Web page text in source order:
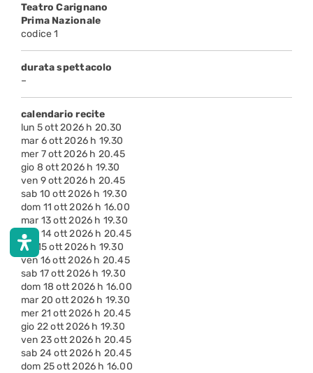
Teatro Carignano
Prima Nazionale
codice 1
durata spettacolo
–
calendario recite
lun 5 ott 2026 h 20.30
mar 6 ott 2026 h 19.30
mer 7 ott 2026 h 20.45
gio 8 ott 2026 h 19.30
ven 9 ott 2026 h 20.45
sab 10 ott 2026 h 19.30
dom 11 ott 2026 h 16.00
mar 13 ott 2026 h 19.30
mer 14 ott 2026 h 20.45
gio 15 ott 2026 h 19.30
ven 16 ott 2026 h 20.45
sab 17 ott 2026 h 19.30
dom 18 ott 2026 h 16.00
mar 20 ott 2026 h 19.30
mer 21 ott 2026 h 20.45
gio 22 ott 2026 h 19.30
ven 23 ott 2026 h 20.45
sab 24 ott 2026 h 20.45
dom 25 ott 2026 h 16.00